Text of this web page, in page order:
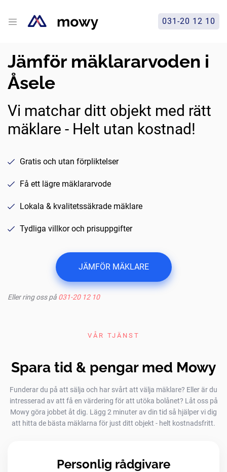
031-20 12 10
Jämför mäklararvoden i
Åsele
Vi matchar ditt objekt med rätt
mäklare - Helt utan kostnad!
Gratis och utan förpliktelser
Få ett lägre mäklararvode
Lokala & kvalitetssäkrade mäklare
Tydliga villkor och prisuppgifter
JÄMFÖR MÄKLARE
Eller ring oss på 031-20 12 10
VÅR TJÄNST
Spara tid & pengar med Mowy
Funderar du på att sälja och har svårt att välja mäklare? Eller är du
intresserad av att få en värdering för att utöka bolånet? Låt oss på
Mowy göra jobbet åt dig. Lägg 2 minuter av din tid så hjälper vi dig
att hitta de bästa mäklarna för just ditt objekt - helt kostnadsfritt.
Personlig rådgivare